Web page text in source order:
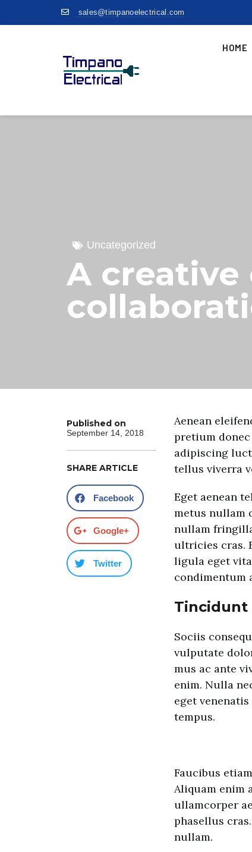
sales@timpanoelectrical.com
HOME
Uncategorized
A
Published on
September 14, 2018
SHARE ARTICLE
Facebook
Google+
Twitter
Aenean
pretium
adipiscing
tellus viverra
Eget aenean
metus nullam
nullam
ultricies cras.
ligula eget
condimentum
Tincidunt
Sociis
vulputate
mus ac ante
enim. Nulla
eget
tempus.
Faucibus
Aliquam enim
ullamcorper
phasellus
nullam.